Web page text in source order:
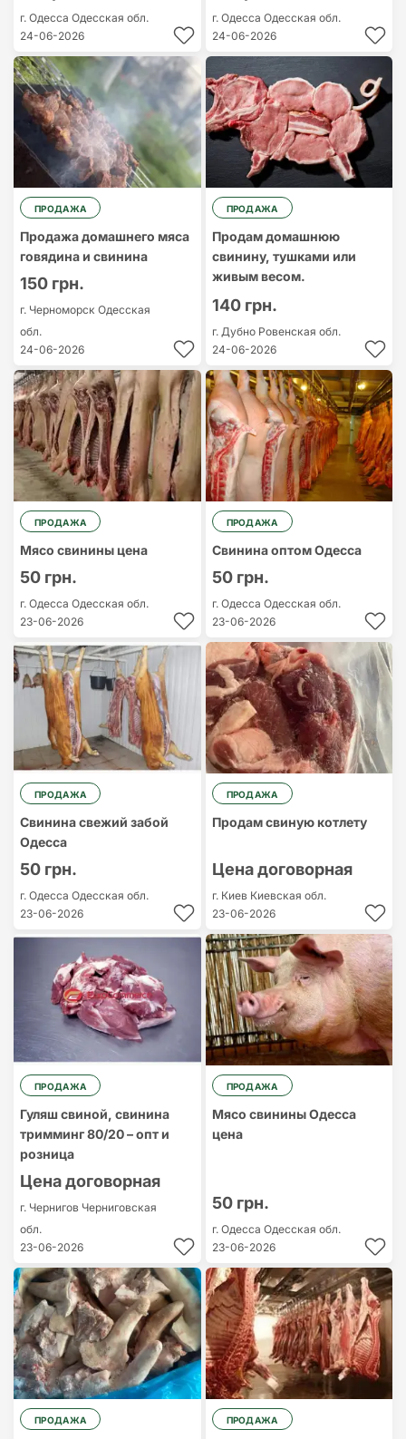
г. Одесса Одесская обл.
24-06-2026
г. Одесса Одесская обл.
24-06-2026
ПРОДАЖА
Продажа домашнего мяса
говядина и свинина
150 грн.
г. Черноморск Одесская
обл.
24-06-2026
ПРОДАЖА
Продам домашнюю
свинину, тушками или
живым весом.
140 грн.
г. Дубно Ровенская обл.
24-06-2026
ПРОДАЖА
Мясо свинины цена
50 грн.
г. Одесса Одесская обл.
23-06-2026
ПРОДАЖА
Свинина оптом Одесса
50 грн.
г. Одесса Одесская обл.
23-06-2026
ПРОДАЖА
Свинина свежий забой
Одесса
50 грн.
г. Одесса Одесская обл.
23-06-2026
ПРОДАЖА
Продам свиную котлету
Цена договорная
г. Киев Киевская обл.
23-06-2026
ПРОДАЖА
Гуляш свиной, свинина
тримминг 80/20 – опт и
розница
Цена договорная
г. Чернигов Черниговская
обл.
23-06-2026
ПРОДАЖА
Мясо свинины Одесса
цена
50 грн.
г. Одесса Одесская обл.
23-06-2026
ПРОДАЖА ПРОДАЖА